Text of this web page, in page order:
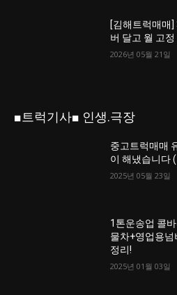
[김해트럭매매]
버 달고 월 고
2026년 05월 21일
■트럭기사■ 인생.극장
중고트럭매매
이 해냈습니다
2025년 05월 23일
1톤운송업 콜
물차+영업용
정리!
2025년 01월 03일